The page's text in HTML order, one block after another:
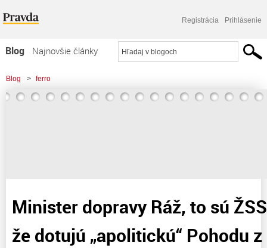
Registrácia Prihlásenie
Blog
Najnovšie články
Najčítanejšie články
Najkomentovanejšie články
Blog > ferro
> Minister dopravy Ráž, to sú ŽSSK tak bohaté, že dotujú „apolitickú“ Pohodu z
Minister dopravy Ráž, to sú
že dotujú „apolitickú“ Pohodu